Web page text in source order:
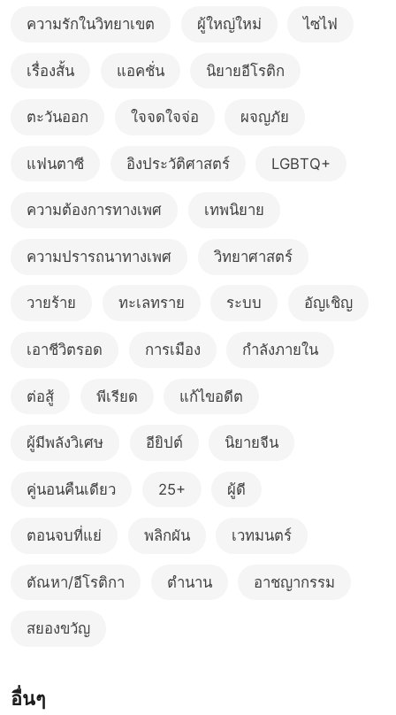
ความรักในวิทยาเขต ผู้ใหญ่ใหม่ ไซไฟ
เรื่องสั้น แอคชั่น นิยายอีโรติก
ตะวันออก ใจจดใจจ่อ ผจญภัย
แฟนตาซี อิงประวัติศาสตร์ LGBTQ+
ความต้องการทางเพศ เทพนิยาย
ความปรารถนาทางเพศ วิทยาศาสตร์
วายร้าย ทะเลทราย ระบบ อัญเชิญ
เอาชีวิตรอด การเมือง กำลังภายใน
ต่อสู้ พีเรียด แก้ไขอดีต
ผู้มีพลังวิเศษ อียิปต์ นิยายจีน
คู่นอนคืนเดียว 25+ ผู้ดี
ตอนจบที่แย่ พลิกผัน เวทมนตร์
ตัณหา/อีโรติกา ตำนาน อาชญากรรม
สยองขวัญ
อื่นๆ